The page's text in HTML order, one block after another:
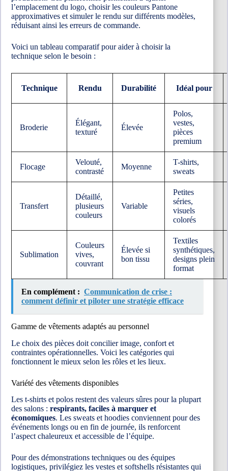
l’emplacement du logo, choisir les couleurs Pantone
approximatives et simuler le rendu sur différents modèles,
réduisant ainsi les erreurs de commande.
Voici un tableau comparatif pour aider à choisir la
technique selon le besoin :
Technique Rendu Durabilité Idéal pour
Broderie
Élégant,
texturé
Élevée
Polos,
vestes,
pièces
premium
Flocage
Velouté,
contrasté
Moyenne
T-shirts,
sweats
Transfert
Détaillé,
plusieurs
couleurs
Variable
Petites
séries,
visuels
colorés
Sublimation
Couleurs
vives,
couvrant
Élevée si
bon tissu
Textiles
synthétiques,
designs plein
format
En complément : Communication de crise :
comment définir et piloter une stratégie efficace
Gamme de vêtements adaptés au personnel
Le choix des pièces doit concilier image, confort et
contraintes opérationnelles. Voici les catégories qui
fonctionnent le mieux selon les rôles et les lieux.
Variété des vêtements disponibles
Les t-shirts et polos restent des valeurs sûres pour la plupart
des salons : respirants, faciles à marquer et
économiques. Les sweats et hoodies conviennent pour des
événements longs ou en fin de journée, ils renforcent
l’aspect chaleureux et accessible de l’équipe.
Pour des démonstrations techniques ou des équipes
logistiques, privilégiez les vestes et softshells résistantes qui